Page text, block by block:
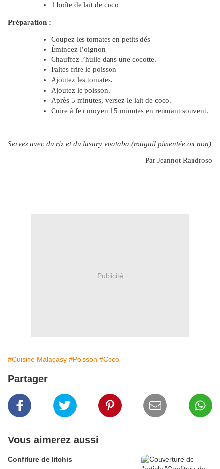
1 boîte de lait de coco
Préparation :
Coupez les tomates en petits dés
Émincez l’oignon
Chauffez l’huile dans une cocotte.
Faites frire le poisson
Ajoutez les tomates.
Ajoutez le poisson.
Après 5 minutes, versez le lait de coco.
Cuire à feu moyen 15 minutes en remuant souvent.
Servez avec du riz et du lasary voataba (rougail pimentée ou non)
Par Jeannot Randroso
Publicité
#Cuisine Malagasy #Poisson #Coco
Partager
Vous aimerez aussi
Confiture de litchis